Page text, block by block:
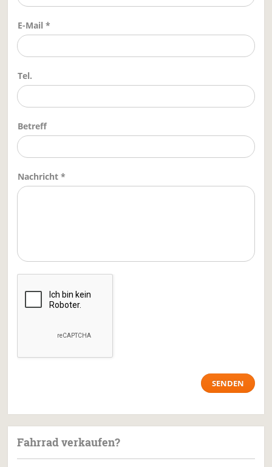
E-Mail *
Tel.
Betreff
Nachricht *
Fahrrad verkaufen?